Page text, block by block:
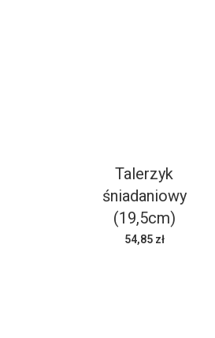
Talerzyk
śniadaniowy
(19,5cm)
54,85 zł